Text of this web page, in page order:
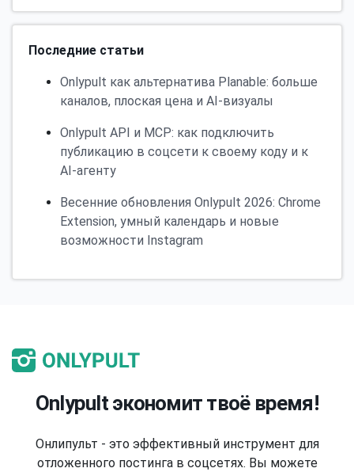
Последние статьи
Onlypult как альтернатива Planable: больше
каналов, плоская цена и AI-визуалы
Onlypult API и MCP: как подключить
публикацию в соцсети к своему коду и к
AI-агенту
Весенние обновления Onlypult 2026: Chrome
Extension, умный календарь и новые
возможности Instagram
Onlypult экономит твоё время!
Онлипульт - это эффективный инструмент для
отложенного постинга в соцсетях. Вы можете